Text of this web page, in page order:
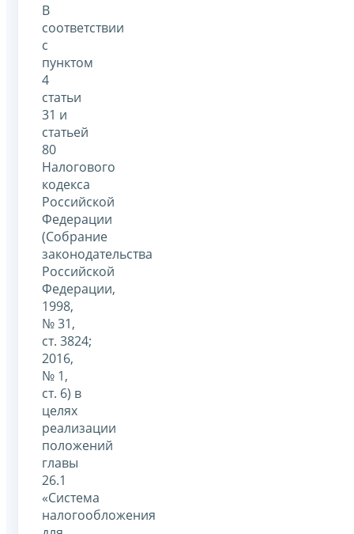
В
соответствии
с
пунктом
4
статьи
31 и
статьей
80
Налогового
кодекса
Российской
Федерации
(Собрание
законодательства
Российской
Федерации,
1998,
№ 31,
ст. 3824;
2016,
№ 1,
ст. 6) в
целях
реализации
положений
главы
26.1
«Система
налогообложения